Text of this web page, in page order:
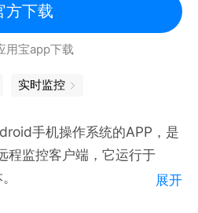
方下载
用宝app下载
实时监控
手机操作系统的APP，是
程监控客户端，它运行于
展开